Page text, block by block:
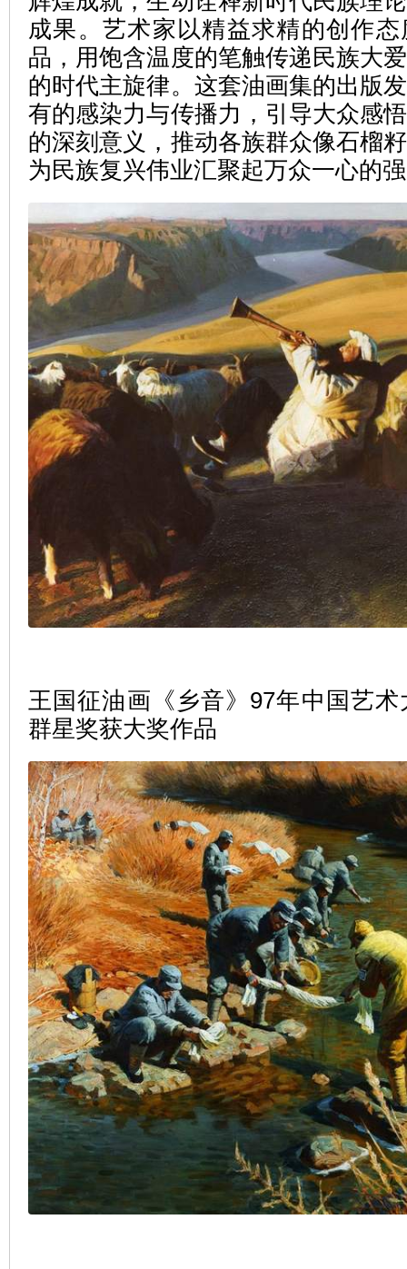
成果。艺术家以精益求精的创作
品，用饱含温度的笔触传递民族大
的时代主旋律。这套油画集的出版
有的感染力与传播力，引导大众感
的深刻意义，推动各族群众像石榴
为民族复兴伟业汇聚起万众一心的
王国征油画《乡音》97年中国艺
群星奖获大奖作品